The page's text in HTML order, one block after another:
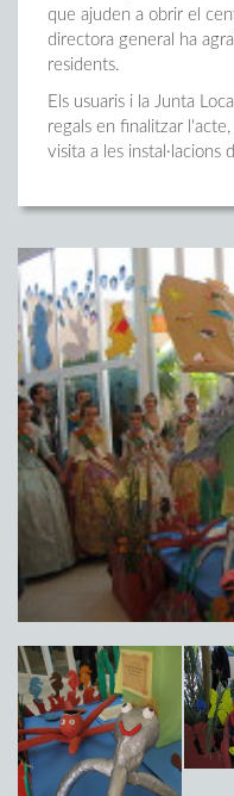
que ajuden a obrir el
directora general ha
residents.
Els usuaris i la Junta
regals en finalitzar
visita a les instal·lacions